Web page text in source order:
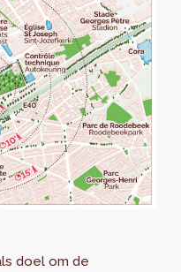
doel om de